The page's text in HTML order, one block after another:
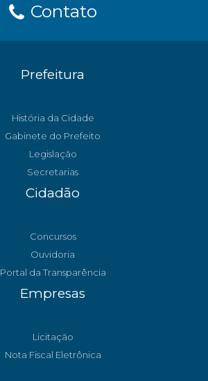
Contato
Prefeitura
História da Cidade
Gabinete do Prefeito
Legislação
Secretarias
Cidadão
Concursos
Ouvidoria
Portal da Transparência
Empresas
Licitação
Nota Fiscal Eletrônica